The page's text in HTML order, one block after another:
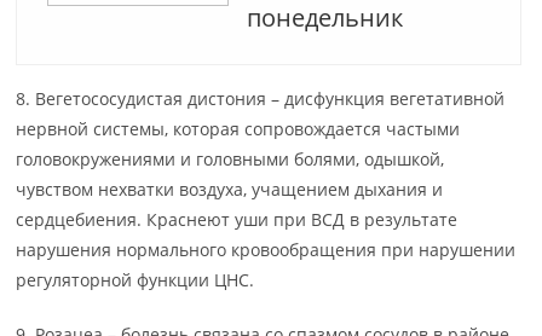
понедельник
8. Вегетососудистая дистония – дисфункция вегетативной
нервной системы, которая сопровождается частыми
головокружениями и головными болями, одышкой,
чувством нехватки воздуха, учащением дыхания и
сердцебиения. Краснеют уши при ВСД в результате
нарушения нормального кровообращения при нарушении
регуляторной функции ЦНС.